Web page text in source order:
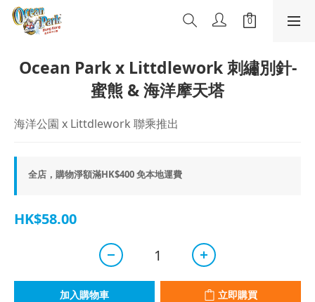
Ocean Park x Littdlework 刺繡別針-
蜜熊 & 海洋摩天塔
海洋公園 x Littdlework 聯乘推出
全店，購物淨額滿HK$400 免本地運費
HK$58.00
加入購物車 立即購買